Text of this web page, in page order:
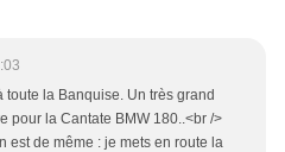
toute la Banquise. Un très grand
pour la Cantate BMW 180..<br />
est de même : je mets en route la